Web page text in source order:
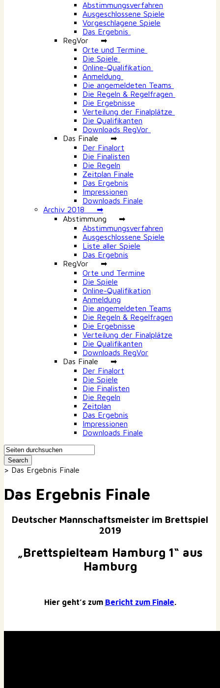
Abstimmungsverfahren
Ausgeschlossene Spiele
Vorgeschlagene Spiele
Das Ergebnis
RegVor ➡
Orte und Termine
Die Spiele
Online-Qualifikation
Anmeldung
Die angemeldeten Teams
Die Regeln & Regelfragen
Die Ergebnisse
Verteilung der Finalplätze
Die Qualifikanten
Downloads RegVor
Das Finale ➡
Der Finalort
Die Finalisten
Die Regeln
Zeitplan Finale
Das Ergebnis
Impressionen
Downloads Finale
Archiv 2018 ➡
Abstimmung ➡
Abstimmungsverfahren
Ausgeschlossene Spiele
Liste aller Spiele
Das Ergebnis
RegVor ➡
Orte und Termine
Die Spiele
Online-Qualifikation
Anmeldung
Die angemeldeten Teams
Die Regeln & Regelfragen
Die Ergebnisse
Verteilung der Finalplätze
Die Qualifikanten
Downloads RegVor
Das Finale ➡
Der Finalort
Die Spiele
Die Finalisten
Die Regeln
Zeitplan
Das Ergebnis
Impressionen
Downloads Finale
> Das Ergebnis Finale
Das Ergebnis Finale
Deutscher Mannschaftsmeister im Brettspiel
2019
„Brettspielteam Hamburg 1“ aus
Hamburg
Hier geht’s zum Bericht zum Finale.